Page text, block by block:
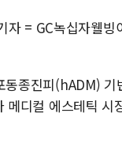
자 = GC녹십자웰
동종진피(hADM)
메디컬 에스테틱